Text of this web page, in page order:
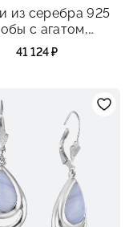
из серебра 925
с агатом,
жемчугами
марказитами
41 124 ₽